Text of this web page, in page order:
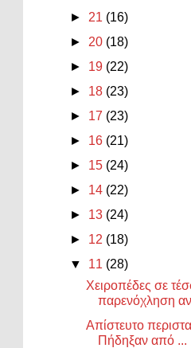
► 21 (16)
► 20 (18)
► 19 (22)
► 18 (23)
► 17 (23)
► 16 (21)
► 15 (24)
► 14 (22)
► 13 (24)
► 12 (18)
▼ 11 (28)
Χειροπέδες σε
παρενόχληση
Απίστευτο
Πήδηξαν από ...